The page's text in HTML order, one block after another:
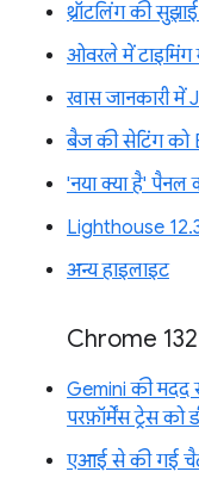
थ्रॉटलिंग की
ओवरले में टाइमिंग
खास जानकारी में
बैज की सेटिंग को
'नया क्या है' पैनल
Lighthouse
अन्य हाइलाइट
Chrome 132
Gemini की मदद
परफ़ॉर्मेंस ट्रेस को
एआई से की गई